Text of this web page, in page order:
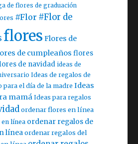
de flores de graduación
#Flor #Flor de
flores Flores de
de cumpleaños flores
de navidad ideas de
Ideas de regalos de
el día de la madre Ideas
mamá Ideas para regalos
ordenar flores en línea
línea ordenar regalos de
línea ordenar regalos del